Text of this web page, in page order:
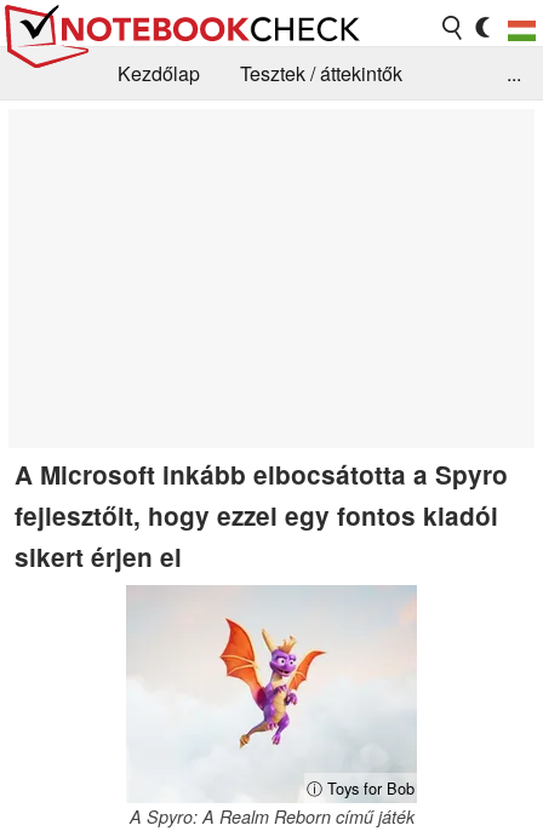
Kezdőlap
Tesztek / áttekintők
...
A Microsoft inkább elbocsátotta a Spyro
fejlesztőit, hogy ezzel egy fontos kiadói
sikert érjen el
ⓘ Toys for Bob
A Spyro: A Realm Reborn című játék